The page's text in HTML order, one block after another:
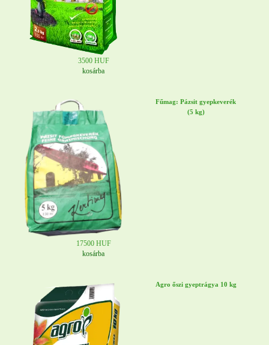
3500 HUF
kosárba
Fűmag: Pázsit gyepkeverék
(5 kg)
17500 HUF
kosárba
Agro őszi gyeptrágya 10 kg